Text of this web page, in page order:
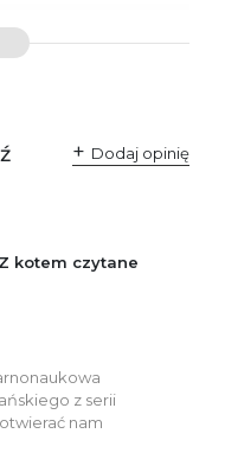
623 38 38
Dodaj opinię
kotem czytane
z serii
nam